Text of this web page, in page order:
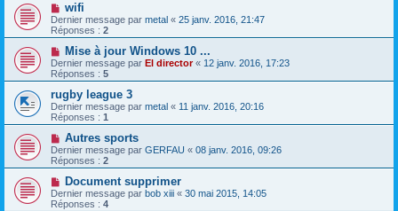
wifi
Dernier message par metal « 25 janv. 2016, 21:47
Réponses : 2
Mise à jour Windows 10 ...
Dernier message par El director« 12 janv. 2016, 17:23
Réponses : 5
rugby league 3
Dernier message par metal « 11 janv. 2016, 20:16
Réponses : 1
Autres sports
Dernier message par GERFAU « 08 janv. 2016, 09:26
Réponses : 2
Document supprimer
Dernier message par bob xiii « 30 mai 2015, 14:05
Réponses : 4